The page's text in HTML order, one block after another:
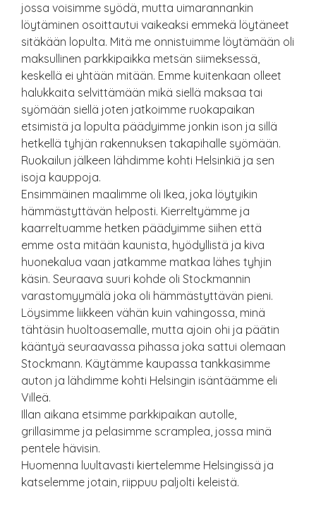
jossa voisimme syödä, mutta uimarannankin
löytäminen osoittautui vaikeaksi emmekä löytäneet
sitäkään lopulta. Mitä me onnistuimme löytämään oli
maksullinen parkkipaikka metsän siimeksessä,
keskellä ei yhtään mitään. Emme kuitenkaan olleet
halukkaita selvittämään mikä siellä maksaa tai
syömään siellä joten jatkoimme ruokapaikan
etsimistä ja lopulta päädyimme jonkin ison ja sillä
hetkellä tyhjän rakennuksen takapihalle syömään.
Ruokailun jälkeen lähdimme kohti Helsinkiä ja sen
isoja kauppoja.
Ensimmäinen maalimme oli Ikea, joka löytyikin
hämmästyttävän helposti. Kierreltyämme ja
kaarreltuamme hetken päädyimme siihen että
emme osta mitään kaunista, hyödyllistä ja kiva
huonekalua vaan jatkamme matkaa lähes tyhjin
käsin. Seuraava suuri kohde oli Stockmannin
varastomyymälä joka oli hämmästyttävän pieni.
Löysimme liikkeen vähän kuin vahingossa, minä
tähtäsin huoltoasemalle, mutta ajoin ohi ja päätin
kääntyä seuraavassa pihassa joka sattui olemaan
Stockmann. Käytämme kaupassa tankkasimme
auton ja lähdimme kohti Helsingin isäntäämme eli
Villeä.
Illan aikana etsimme parkkipaikan autolle,
grillasimme ja pelasimme scramplea, jossa minä
pentele hävisin.
Huomenna luultavasti kiertelemme Helsingissä ja
katselemme jotain, riippuu paljolti keleistä.